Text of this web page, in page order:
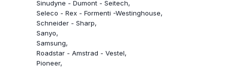
Sinudyne - Dumont - Seitech
Seleco - Rex - Formenti -Westinghouse
Schneider - Sharp
Sanyo
Samsung
Roadstar - Amstrad - Vestel
Pioneer